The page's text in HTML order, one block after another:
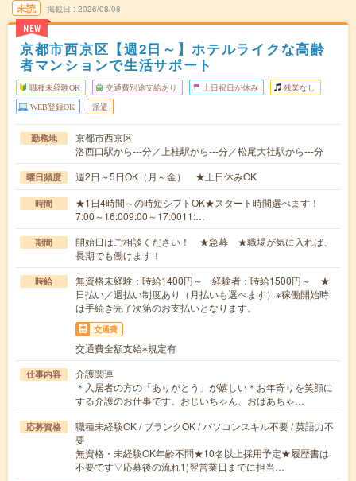
未読
NEW
掲載日 2026/08/08
京都市西京区【週2日～】ホテルライクな高齢
者マンションで生活サポート
職種未経験OK 交通費別途支給あり 土日祝日が休み 残業なし
WEB登録OK 派遣
勤務地
京都市西京区
洛西口駅から---分／上桂駅から---分／松尾大社駅から---分
曜日頻度 週2日～5日OK（月～金） ★土日休みOK
時間
★1日4時間～の時短シフトOK★スタート時間選べます！
7:00～16:009:00～17:0011:…
期間
開始日はご相談ください！ ★急募 ★職場が気に入れば、
長期でも働けます！
時給
無資格未経験：時給1400円～ 経験者：時給1500円～ ★
日払い／週払い制度あり（月払いも選べます）※稼働開始時
は手続き完了次第のお支払いとなります。
交通費
交通費全額支給※規定有
仕事内容
介護関連
＊入居者の方の「ありがとう」が嬉しい＊お年寄りを笑顔に
する介護のお仕事です。おじいちゃん、おばあちゃ…
応募資格
職種未経験OK / ブランクOK / パソコンスキル不要 / 英語力不
要
無資格・未経験OK年齢不問★10名以上採用予定★履歴書は
不要です▽応募後の流れ1)翌営業日までに担当…